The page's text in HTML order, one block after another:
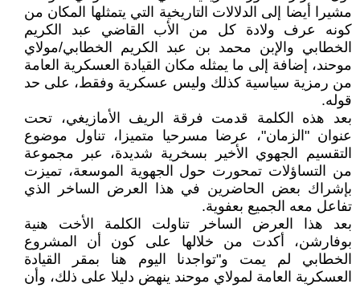
مشيرا أيضا إلى الدلالات التاريخية التي يتمثلها المكان من
كونه عرف ولادة كل من الأب القاضي عبد الكريم
الخطابي والإبن محمد بن عبد الكريم الخطابي/مولاي
موحند، إضافة إلى ما يمثله مكان القيادة العسكرية العامة
من رمزية سياسية كذلك وليس عسكرية وفقط، على حد
قوله.
بعد هذه الكلمة قدمت فرقة الريف الأمازيغي، تحت
عنوان "الزمان"، عرضا مسرحيا متميزا، تناول موضوع
التقسيم الجهوي الأخير بسخرية شديدة، عبر مجموعة
من التساؤلات تمحورت حول الجهوية الموسعة، تميزت
بإشراك بعض الحاضرين في هذا العرض الساخر الذي
تفاعل معه الجميع بعفوية.
بعد هذا العرض الساخر تناولت الكلمة الأخت هنية
بوفارشن، أكدت من خلالها على كون أن المشروع
الخطابي لم يمت و"تواجدنا اليوم هنا بمقر القيادة
العسكرية العامة لمولاي موحند ينهض دليلا على ذلك، وأن